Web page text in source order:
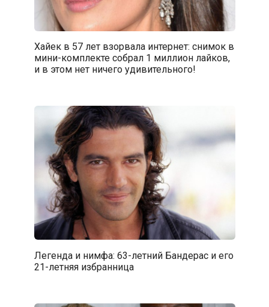
Хайек в 57 лет взорвала интернет: снимок в
мини-комплекте собрал 1 миллион лайков,
и в этом нет ничего удивительного!
Легенда и нимфа: 63-летний Бандерас и его
21-летняя избранница